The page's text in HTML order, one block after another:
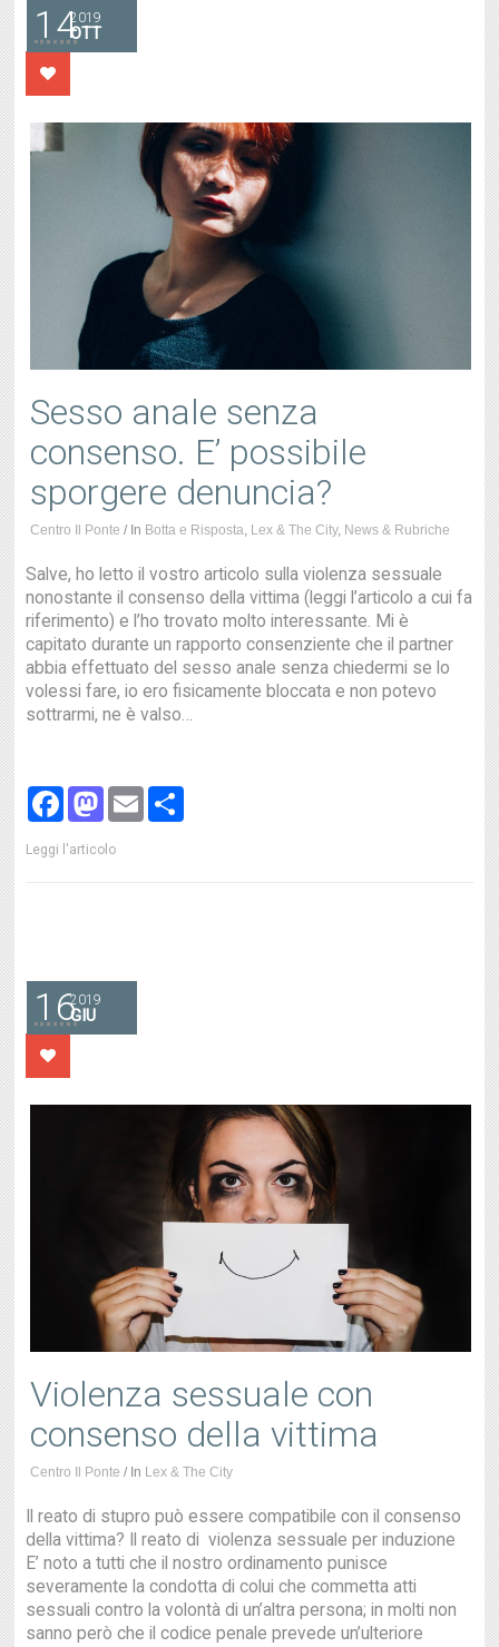
142019
OTT
Sesso anale senza
consenso. E’ possibile
sporgere denuncia?
Centro Il Ponte / In Botta e Risposta, Lex & The City, News & Rubriche
Salve, ho letto il vostro articolo sulla violenza sessuale
nonostante il consenso della vittima (leggi l’articolo a cui fa
riferimento) e l’ho trovato molto interessante. Mi è
capitato durante un rapporto consenziente che il partner
abbia effettuato del sesso anale senza chiedermi se lo
volessi fare, io ero fisicamente bloccata e non potevo
sottrarmi, ne è valso…
Facebook
Mastodon
Email
Leggi l'articolo
162019
GIU
Violenza sessuale con
consenso della vittima
Centro Il Ponte / In Lex & The City
Il reato di stupro può essere compatibile con il consenso
della vittima? Il reato di violenza sessuale per induzione
E’ noto a tutti che il nostro ordinamento punisce
severamente la condotta di colui che commetta atti
sessuali contro la volontà di un’altra persona; in molti non
sanno però che il codice penale prevede un’ulteriore